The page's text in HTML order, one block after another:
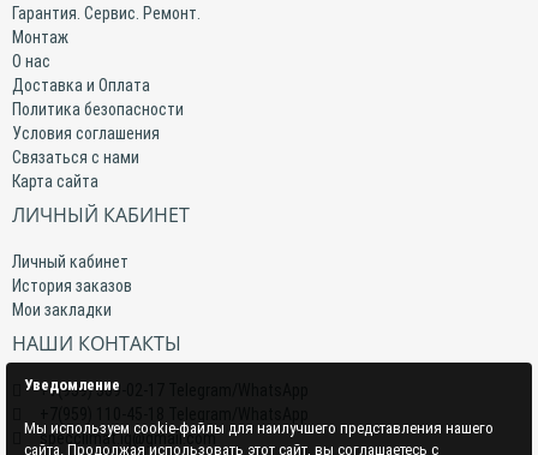
Гарантия. Сервис. Ремонт.
Монтаж
О нас
Доставка и Оплата
Политика безопасности
Условия соглашения
Связаться с нами
Карта сайта
ЛИЧНЫЙ КАБИНЕТ
Личный кабинет
История заказов
Мои закладки
НАШИ КОНТАКТЫ
+7(959) 509-02-17 Telegram/WhatsApp
specclimat.lg@gmail.com
Уведомление
Мы используем cookie-файлы для наилучшего представления нашего
сайта. Продолжая использовать этот сайт, вы соглашаетесь с